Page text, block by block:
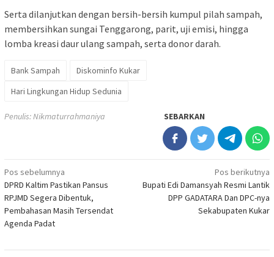
Serta dilanjutkan dengan bersih-bersih kumpul pilah sampah,
membersihkan sungai Tenggarong, parit, uji emisi, hingga
lomba kreasi daur ulang sampah, serta donor darah.
Bank Sampah
Diskominfo Kukar
Hari Lingkungan Hidup Sedunia
Penulis: Nikmaturrahmaniya SEBARKAN
Navigasi
pos
Pos sebelumnya
DPRD Kaltim Pastikan Pansus
RPJMD Segera Dibentuk,
Pembahasan Masih Tersendat
Agenda Padat
Pos berikutnya
Bupati Edi Damansyah Resmi Lantik
DPP GADATARA Dan DPC-nya
Sekabupaten Kukar